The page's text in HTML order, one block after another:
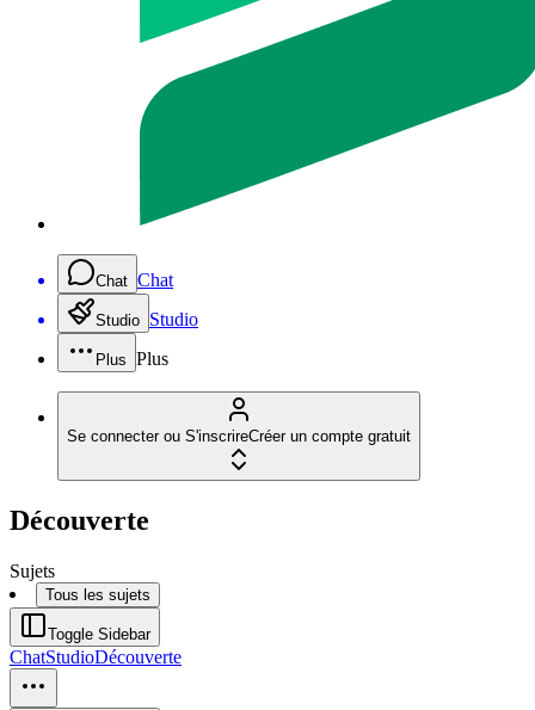
Chat Chat
Studio Studio
Plus Plus
Se connecter ou S'inscrireCréer un compte gratuit
Découverte
Sujets
Tous les sujets
Toggle Sidebar
ChatStudioDécouverte